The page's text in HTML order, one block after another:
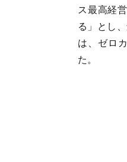
ス最高経
る」とし
は、ゼロ
た。